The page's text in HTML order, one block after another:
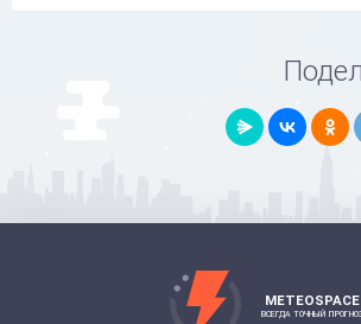
METEOSPACE
ВСЕГДА ТОЧНЫЙ